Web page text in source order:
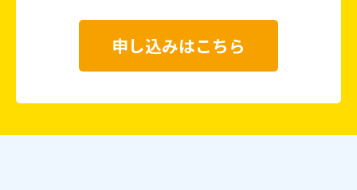
申し込みはこちら